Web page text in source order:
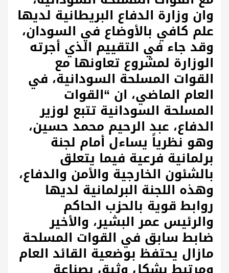
وان وزارة الدفاع البريطانية لديها
علم كافي بالأوضاع في السودان،
وقد جاء في التقييم الذي أجرته
الوزارة لمشروع تعاونها مع
القوات المسلحة السودانية، في
العام الماضي، ان “القوات
المسلحة السودانية تتبع لوزير
الدفاع، عبد الرحيم محمد حسين،
وهو نظرياً يساءل أمام لجنة
برلمانية فرعية فيما يتعلق
بالشئون الخارجية والأمن والدفاع،
وهذه اللجنة البرلمانية لديها
روابط قوية بالحزب الحاكم
والرئيس عمر البشير، والأخير
ضابط سابق في القوات المسلحة
مازال يحتفظ بوضعية القائد العام